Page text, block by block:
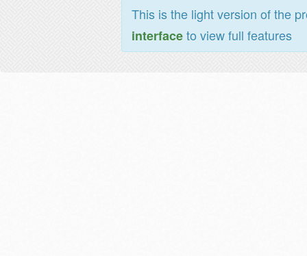
This is the light version of the
interfaceto view full features